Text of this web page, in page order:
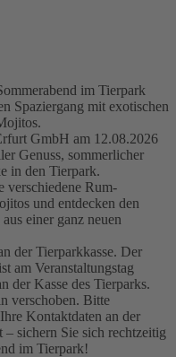
im Tierpark
Spaziergang mit exotischen
GmbH am 12.08.2026
Genuss, sommerlicher
in den Tierpark.
verschiedene Rum-
und entdecken den
einer ganz neuen
der Tierparkkasse. Der
am Veranstaltungstag
der Kasse des Tierparks.
verschoben. Bitte
Kontaktdaten an der
sichern Sie sich rechtzeitig
im Tierpark!